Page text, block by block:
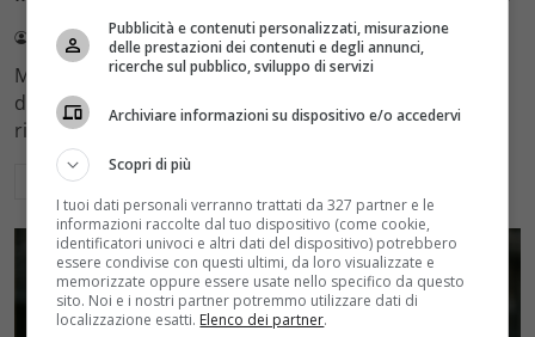
Redazione Velvet 4 Agosto 2026
Mediaset sceglie di mantenere Gerry Scotti e La Ruota
della Fortuna nell'access prime time estivo di Canale 5,
rinviando a dicembre il debutto di Enrico Pa
Leggi di più
Pubblicità e contenuti personalizzati, misurazione
delle prestazioni dei contenuti e degli annunci,
ricerche sul pubblico, sviluppo di servizi
Archiviare informazioni su dispositivo e/o accedervi
Scopri di più
I tuoi dati personali verranno trattati da 327 partner e le
informazioni raccolte dal tuo dispositivo (come cookie,
identificatori univoci e altri dati del dispositivo) potrebbero
essere condivise con questi ultimi, da loro visualizzate e
memorizzate oppure essere usate nello specifico da questo
sito. Noi e i nostri partner potremmo utilizzare dati di
localizzazione esatti. Elenco dei partner.